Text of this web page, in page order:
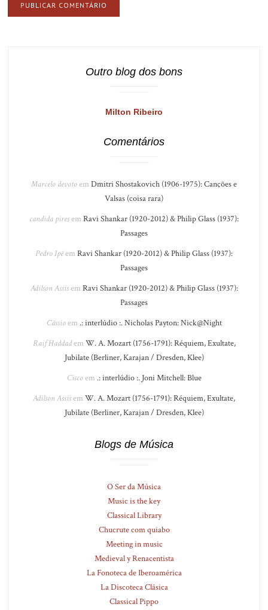
Outro blog dos bons
Milton Ribeiro
Comentários
Marcelo devotoem Dmitri Shostakovich (1906-1975): Canções e
Valsas (coisa rara)
candida piresem Ravi Shankar (1920-2012) & Philip Glass (1937):
Passages
Pedro Ipêem Ravi Shankar (1920-2012) & Philip Glass (1937):
Passages
Adilson Assisem Ravi Shankar (1920-2012) & Philip Glass (1937):
Passages
Cássioem .: interlúdio :. Nicholas Payton: Nick@Night
Raif Haddadem W. A. Mozart (1756-1791): Réquiem, Exultate,
Jubilate (Berliner, Karajan / Dresden, Klee)
Ciscoem .: interlúdio :. Joni Mitchell: Blue
Adilson Assisem W. A. Mozart (1756-1791): Réquiem, Exultate,
Jubilate (Berliner, Karajan / Dresden, Klee)
Blogs de Música
O Ser da Música
Music is the key
Classical Library
Chucrute com quiabo
Meeting in music
Medieval y Renacentista
La Fonoteca de Iberoamérica
La Discoteca Clásica
Classical Pippo